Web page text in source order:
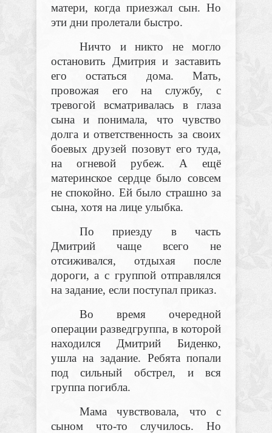
матери, когда приезжал сын. Но
эти дни пролетали быстро.
Ничто и никто не могло
остановить Дмитрия и заставить
его остаться дома. Мать,
провожая его на службу, с
тревогой всматривалась в глаза
сына и понимала, что чувство
долга и ответственность за своих
боевых друзей позовут его туда,
на огневой рубеж. А ещё
материнское сердце было совсем
не спокойно. Ей было страшно за
сына, хотя на лице улыбка.
По приезду в часть
Дмитрий чаще всего не
отсиживался, отдыхая после
дороги, а с группой отправлялся
на задание, если поступал приказ.
Во время очередной
операции разведгруппа, в которой
находился Дмитрий Биденко,
ушла на задание. Ребята попали
под сильный обстрел, и вся
группа погибла.
Мама чувствовала, что с
сыном что-то случилось. Но